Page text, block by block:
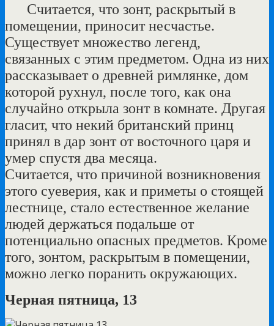
Считается, что зонт, раскрытый в
помещении, приносит несчастье.
Существует множество легенд,
связанных с этим предметом. Одна из них
рассказывает о древней римлянке, дом
которой рухнул, после того, как она
случайно открыла зонт в комнате. Другая
гласит, что некий британский принц
принял в дар зонт от восточного царя и
умер спустя два месяца.
Считается, что причиной возникновения
этого суеверия, как и приметы о стоящей
лестнице, стало естественное желание
людей держаться подальше от
потенциально опасных предметов. Кроме
того, зонтом, раскрытым в помещении,
можно легко поранить окружающих.
Черная пятница, 13